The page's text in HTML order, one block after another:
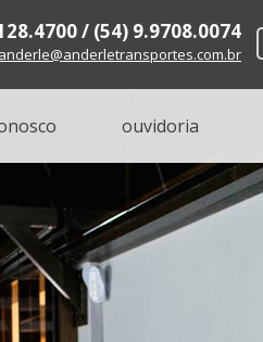
/ (54) 9.9708.0074
anderle@anderletransportes.com.br
ouvidoria